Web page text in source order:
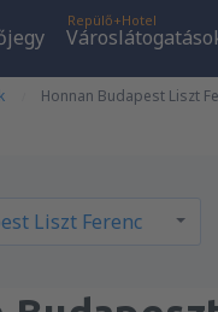
Repülő+Hotel
Honnan Budapest Liszt